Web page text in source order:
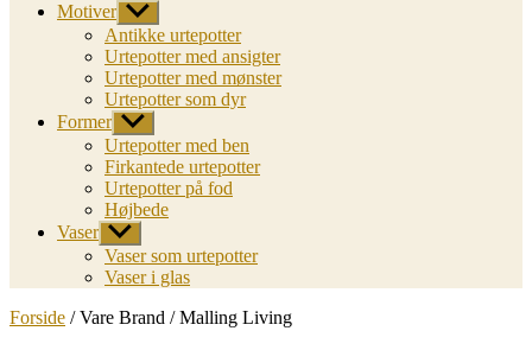
Motiver Vis
undermenu
Antikke urtepotter
Urtepotter med ansigter
Urtepotter med mønster
Urtepotter som dyr
Former Vis
undermenu
Urtepotter med ben
Firkantede urtepotter
Urtepotter på fod
Højbede
Vaser Vis
undermenu
Vaser som urtepotter
Vaser i glas
Forside / Vare Brand / Malling Living